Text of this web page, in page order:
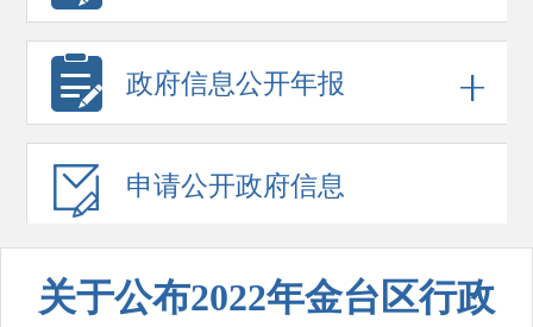
政府信息公开年报
申请公开政府信息
关于公布2022年金台区行政